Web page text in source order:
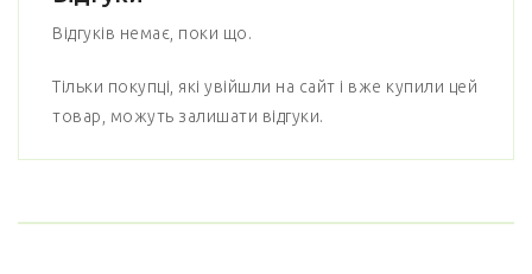
Відгуків немає, поки що.
Тільки покупці, які увійшли на сайт і вже купили цей
товар, можуть залишати відгуки.